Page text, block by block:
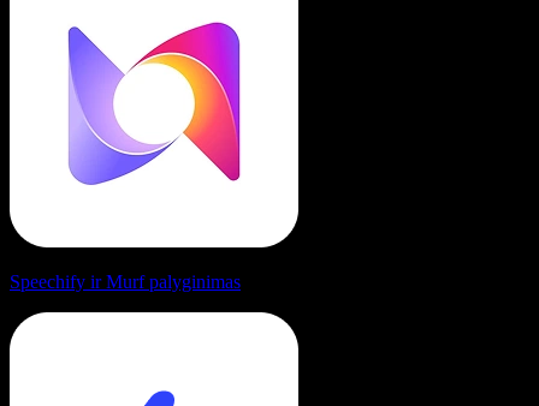
Speechify ir Murf palyginimas